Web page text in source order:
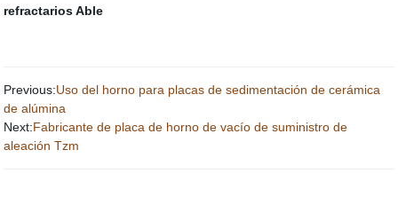
refractarios Able
Previous:Uso del horno para placas de sedimentación de cerámica
de alúmina
Next:Fabricante de placa de horno de vacío de suministro de
aleación Tzm